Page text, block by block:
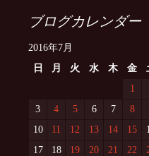
ブログカレンダー
2016年7月
日
月 火 水 木 金
1
3
4 5 6 7 8
10
11 12 13 14 15
17
18 19 20 21 22